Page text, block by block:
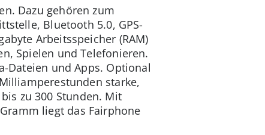
Dazu gehören zum
Bluetooth 5.0, GPS-
Arbeitsspeicher (RAM)
Spielen und Telefonieren.
Dateien und Apps. Optional
starke,
zu 300 Stunden. Mit
liegt das Fairphone